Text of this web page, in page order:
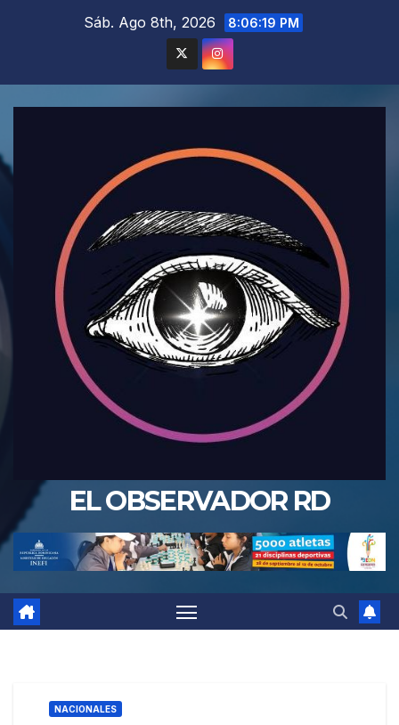
Sáb. Ago 8th, 2026 8:06:21 PM
EL OBSERVADOR RD
NACIONALES